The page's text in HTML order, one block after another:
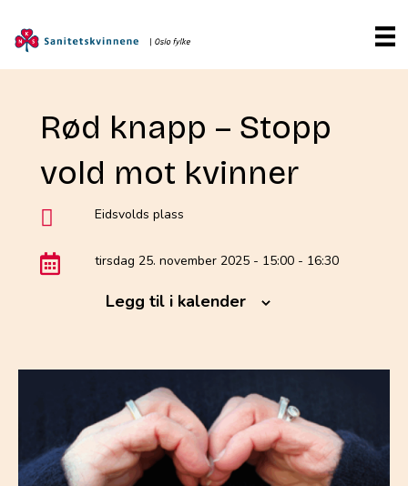
Rød knapp – Stopp
vold mot kvinner
Eidsvolds plass
tirsdag 25. november 2025 - 15:00 - 16:30
Legg til i kalender